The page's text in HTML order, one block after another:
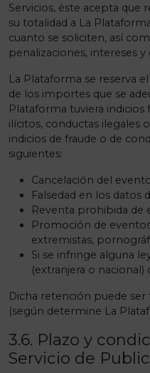
Servicios, éste acepta que
su totalidad a La
cuanto se soliciten, así
penalizaciones, intereses
La Plataforma se reserva
de los importes que se
Plataforma tuviera indicios
ilícitos, conductas ilegales
indicios de fraude o de
siguientes:
Cancelación del
Falsedad en los datos
Reventa prohibida de
Promoción de
extremistas,
Si se infringe alguna
(extranjera o
Dicha retención puede
(según determine La
3.6. Plazo y
Servicio de